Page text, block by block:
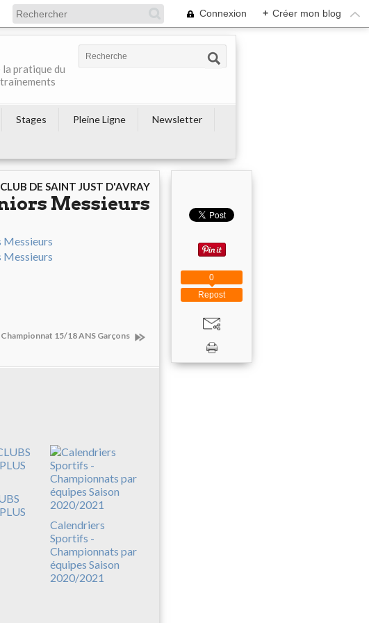
Connexion + Créer mon blog
la pratique du
Stages Pleine Ligne
Newsletter
DE SAINT JUST D'AVRAY
Messieurs
15/18 ANS Garçons
Calendriers
Sportifs -
Championnats par
équipes Saison
2020/2021
Repost
0